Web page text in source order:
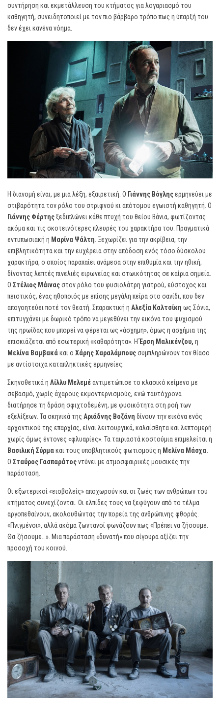
συντήρηση και εκμετάλλευση του κτήματος για λογαριασμό του
καθηγητή, συνειδητοποιεί με τον πιο βάρβαρο τρόπο πως η ύπαρξή του
δεν έχει κανένα νόημα.
Η διανομή είναι, με μια λέξη, εξαιρετική. Ο Γιάννης Βόγληςερμηνεύει με
στιβαρότητα τον ρόλο του στριφνού κι απότομου εγωιστή καθηγητή. Ο
Γιάννης Φέρτηςξεδιπλώνει κάθε πτυχή του θείου Βάνια, φωτίζοντας
ακόμα και τις σκοτεινότερες πλευρές του χαρακτήρα του. Πραγματικά
εντυπωσιακή η Μαρίνα Ψάλτη . Ξεχωρίζει για την ακρίβεια, την
επιβλητικότητα και την ευχέρεια στην απόδοση ενός τόσο δύσκολου
χαρακτήρα, ο οποίος παραπαίει ανάμεσα στην επιθυμία και την ηθική,
δίνοντας λεπτές πινελιές ειρωνείας και στωικότητας σε καίρια σημεία.
Ο Στέλιος Μάιναςστον ρόλο του φυσιολάτρη γιατρού, εύστοχος και
πειστικός, ένας ηθοποιός με επίσης μεγάλη πείρα στο σανίδι, που δεν
απογοητεύει ποτέ τον θεατή. Σπαρακτική η Αλεξία Καλτσίκη ως Σόνια,
επιτυγχάνει με δωρικό τρόπο να μεγεθύνει την εικόνα του ψυχισμού
της ηρωίδας που μπορεί να φέρεται ως «άσχημη», όμως η ασχήμια της
επισκιάζεται από εσωτερική «καθαρότητα». ΗΈρση Μαλικένζου, η
Μελίνα Βαμβακάκαι ο Χάρης Χαραλάμπουςσυμπληρώνουν τον θίασο
με αντίστοιχα καταπληκτικές ερμηνείες.
Σκηνοθετικά η Λίλλυ Μελεμέαντιμετώπισε το κλασικό κείμενο με
σεβασμό, χωρίς άχαρους εκμοντερνισμούς, ενώ ταυτόχρονα
διατήρησε τη δράση σφιχτοδεμένη, με φυσικότητα στη ροή των
εξελίξεων. Τα σκηνικά της Αριάδνης Βοζάνη δίνουν την εικόνα ενός
αρχοντικού της επαρχίας, είναι λειτουργικά, καλαίσθητα και λεπτομερή
χωρίς όμως έντονες «φλυαρίες». Τα ταιριαστά κοστούμια επιμελείται η
Βασιλική Σύρμακαι τους υποβλητικούς φωτισμούς η Μελίνα Μάσχα.
Ο Σταύρος Γασπαράτοςντύνει με ατμοσφαιρικές μουσικές την
παράσταση.
Οι εξωτερικοί «εισβολείς» αποχωρούν και οι ζωές των ανθρώπων του
κτήματος συνεχίζονται. Οι ελπίδες τους να ξεφύγουν από το τέλμα
αργοπεθαίνουν, ακολουθώντας την πορεία της ανθρώπινης φθοράς.
«Πνιγμένοι», αλλά ακόμα ζωντανοί φωνάζουν πως «Πρέπει να ζήσουμε.
Θα ζήσουμε…». Μια παράσταση «δυνατή» που σίγουρα αξίζει την
προσοχή του κοινού.